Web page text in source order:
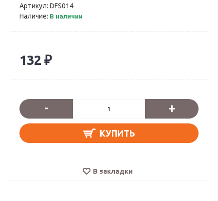
Артикул: DFS014
Наличие: В наличии
132 ₽
- +
КУПИТЬ
В закладки